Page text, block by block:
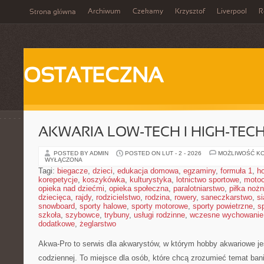
Strona główna Archiwum Czekamy Krzysztof Liverpool
OSTATECZNA
AKWARIA LOW-TECH I HIGH-
POSTED BY ADMIN POSTED ON LUT - 2 - 2026
MOŻLIWOŚĆ
WYŁĄCZONA
Tagi: biegacze, dzieci, edukacja domowa, egzaminy, formuła 1,
korepetycje, koszykówka, kulturystyka, lotnictwo sportowe,
opieka nad dziećmi, opieka społeczna, paralotniarstwo, piłka
dziecięca, rajdy, rodzicielstwo, rodzina, rowery, saneczkarstwo,
snowboard, sporty halowe, sporty motorowe, sporty powietrzne,
szkoła, szybowce, trybuny, usługi rodzinne, wczesne wychowanie
dodatkowe, żeglarstwo
Akwa-Pro to serwis dla akwarystów, w którym hobby akwariowe
codziennej. To miejsce dla osób, które chcą zrozumieć temat